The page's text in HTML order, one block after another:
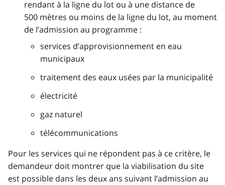
rendant à la ligne du lot ou à une distance de
500 mètres ou moins de la ligne du lot, au moment
de l’admission au programme :
services d’approvisionnement en eau
municipaux
traitement des eaux usées par la municipalité
électricité
gaz naturel
télécommunications
Pour les services qui ne répondent pas à ce critère, le
demandeur doit montrer que la viabilisation du site
est possible dans les deux ans suivant l’admission au